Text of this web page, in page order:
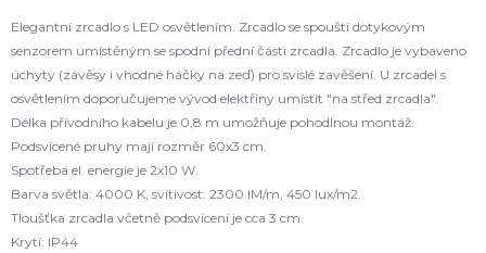
Elegantní zrcadlo s LED osvětlením. Zrcadlo se spouští dotykovým
senzorem umístěným se spodní přední části zrcadla. Zrcadlo je vybaveno
úchyty (závěsy i vhodné háčky na zeď) pro svislé zavěšení. U zrcadel s
osvětlením doporučujeme vývod elektřiny umístit "na střed zrcadla".
Délka přívodního kabelu je 0,8 m umožňuje pohodlnou montáž.
Podsvícené pruhy mají rozměr 60x3 cm.
Spotřeba el. energie je 2x10 W.
Barva světla: 4000 K, svítivost: 2300 IM/m, 450 Iux/m2.
Tloušťka zrcadla včetně podsvícení je cca 3 cm.
Krytí: IP44